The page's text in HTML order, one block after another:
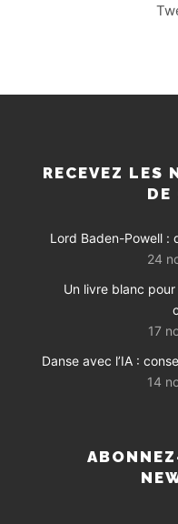
RECEVEZ LES
DE
Lord Baden-Powell :
24
Un livre blanc pour
17
Danse avec l’IA :
14